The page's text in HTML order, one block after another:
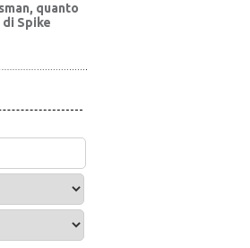
quanto
di Spike